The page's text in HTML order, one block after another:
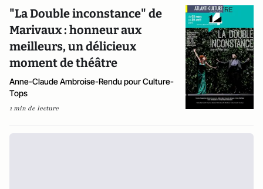
"La Double inconstance" de
Marivaux : honneur aux
meilleurs, un délicieux
moment de théâtre
Anne-Claude Ambroise-Rendu pour Culture-
Tops
1 min de lecture